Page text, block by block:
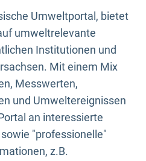
Umweltportal, bietet
umweltrelevante
Institutionen und
Mit einem Mix
Messwerten,
und Umweltereignissen
an interessierte
"professionelle"
z.B.